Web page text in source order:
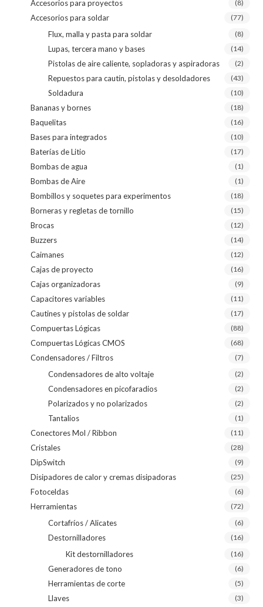
Accesorios para proyectos (8)
Accesorios para soldar (77)
Flux, malla y pasta para soldar (8)
Lupas, tercera mano y bases (14)
Pistolas de aire caliente, sopladoras y aspiradoras (2)
Repuestos para cautín, pistolas y desoldadores (43)
Soldadura (10)
Bananas y bornes (18)
Baquelitas (16)
Bases para integrados (10)
Baterías de Litio (17)
Bombas de agua (1)
Bombas de Aire (1)
Bombillos y soquetes para experimentos (18)
Borneras y regletas de tornillo (15)
Brocas (12)
Buzzers (14)
Caimanes (12)
Cajas de proyecto (16)
Cajas organizadoras (9)
Capacitores variables (11)
Cautines y pistolas de soldar (17)
Compuertas Lógicas (88)
Compuertas Lógicas CMOS (68)
Condensadores / Filtros (7)
Condensadores de alto voltaje (2)
Condensadores en picofaradios (2)
Polarizados y no polarizados (2)
Tantalios (1)
Conectores Mol / Ribbon (11)
Cristales (28)
DipSwitch (9)
Disipadores de calor y cremas disipadoras (25)
Fotoceldas (6)
Herramientas (72)
Cortafríos / Alicates (6)
Destornilladores (16)
Kit destornilladores (16)
Generadores de tono (6)
Herramientas de corte (5)
Llaves (3)